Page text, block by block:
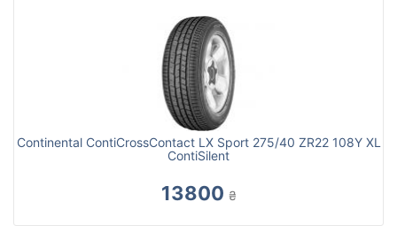
Continental ContiCrossContact LX Sport 275/40 ZR22 108Y XL
ContiSilent
13800 ₴